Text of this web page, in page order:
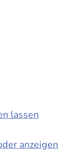
lassen
anzeigen